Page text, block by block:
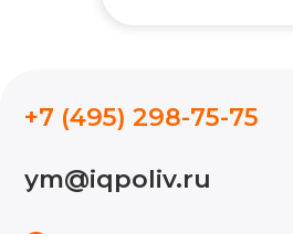
МЫ В СОЦ. СЕТЯХ